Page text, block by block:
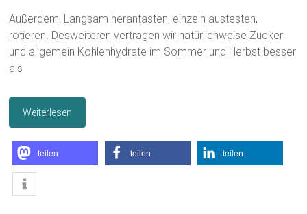
Außerdem: Langsam herantasten, einzeln austesten,
rotieren. Desweiteren vertragen wir natürlichweise Zucker
und allgemein Kohlenhydrate im Sommer und Herbst besser
als
Weiterlesen
teilen teilen teilen